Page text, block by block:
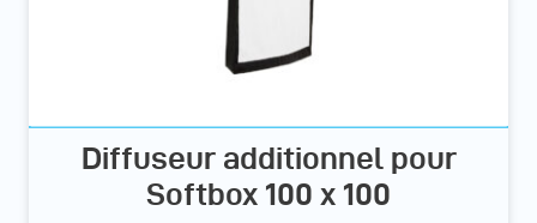
Diffuseur additionnel pour
Softbox 100 x 100